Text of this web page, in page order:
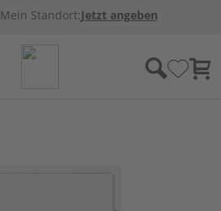
Mein Standort:Jetzt angeben